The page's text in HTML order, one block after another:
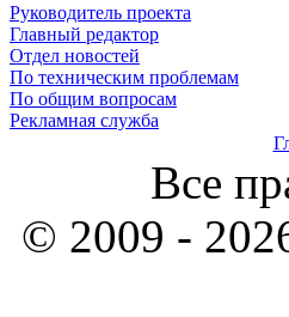
Руководитель проекта
Главный редактор
Отдел новостей
По техническим проблемам
По общим вопросам
Рекламная служба
Все
© 2009 -